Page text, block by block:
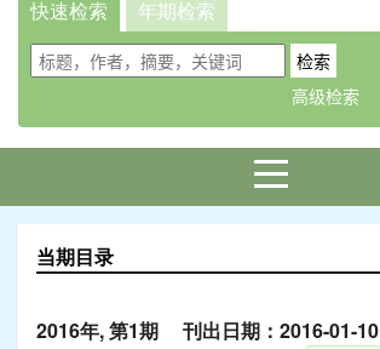
快速检索 年期检索
当期目录
2016年, 第1期 刊出日期：2016-01-10